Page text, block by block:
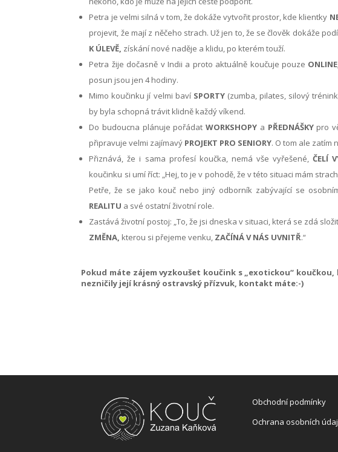
Petra je velmi silná v tom, že dokáže vytvořit prostor, kde klientky
projevit, že mají z něčeho strach. Už jen to, že se člověk dokáže
K ÚLEVĚ, získání nové naděje a klidu, po kterém touží.
Petra žije dočasně v Indii a proto aktuálně koučuje pouze
posun jsou jen 4 hodiny.
Mimo koučinku jí velmi baví SPORTY(zumba, pilates, silový
by byla schopná trávit klidně každý víkend.
Do budoucna plánuje pořádatWORKSHOPY a PŘEDNÁŠKYpro
připravuje velmi zajímavý PROJEKT PRO SENIORY. O tom ale zatím
Přiznává, že i sama profesí koučka, nemá vše vyřešené, ČELÍ
koučinku si umí říct: „Hej, to je v pohodě, že v této situaci mám
Petře, že se jako kouč nebo jiný odborník zabývající se
REALITU a své ostatní životní role.
Zastává životní postoj: „To, že jsi dneska v situaci, která se zdá
ZMĚNA, kterou si přejeme venku, ZAČÍNÁV NÁS UVNITŘ.“
Pokud máte zájem vyzkoušet koučink s „exotickou“
nezničily její krásný ostravský přízvuk, kontakt máte:-)
Obchodní podmínky
Ochrana osobních